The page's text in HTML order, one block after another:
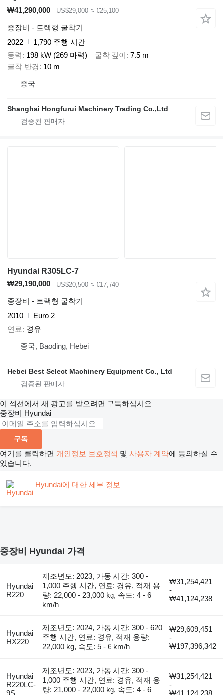
₩41,290,000
US$29,000 ≈ €25,100
중장비 - 트랙형 굴착기
2022
1,790 주행 시간
동력
198 kW (269 마력) 굴착 깊이
7.5 m
굴착 반경
10 m
중국
Shanghai Hongfurui Machinery Trading Co.,Ltd
Hyundai R305LC-7
₩29,190,000
US$20,500 ≈ €17,740
중장비 - 트랙형 굴착기
2010
Euro 2
연료
경유
중국, Baoding, Hebei
Hebei Best Select Machinery Equipment Co., Ltd
이 섹션에서 새 광고를 받으려면 구독하십시오
중장비 Hyundai
구독
여기를 클릭하면 개인정보 보호정책 및 사용자 계약에 동의하실 수
있습니다.
Hyundai에 대한 세부 정보
중장비 Hyundai 가격
Hyundai
R220
제조년도: 2023, 가동 시간: 300 -
1,000 주행 시간, 연료: 경유, 적재 용
량: 22,000 - 23,000 kg, 속도: 4 - 6
km/h
₩31,254,421
-
₩41,124,238
Hyundai
HX220
제조년도: 2024, 가동 시간: 300 - 620
주행 시간, 연료: 경유, 적재 용량:
22,000 kg, 속도: 5 - 6 km/h
₩29,609,451
-
₩197,396,342
Hyundai
R220LC-
9S
제조년도: 2023, 가동 시간: 300 -
1,000 주행 시간, 연료: 경유, 적재 용
량: 21,000 - 22,000 kg, 속도: 4 - 6
₩31,254,421
-
₩41,124,238